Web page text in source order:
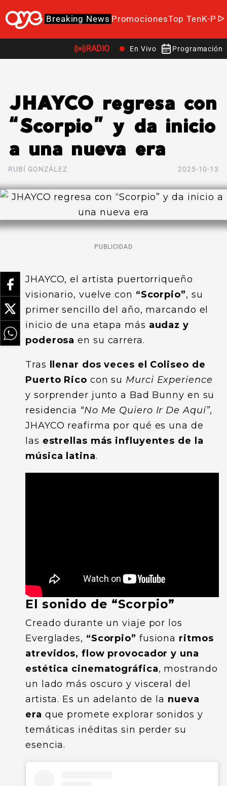
Breaking News PromocionesTop TenK-Pop
RADIO En Vivo Programación
JHAYCO regresa con
“Scorpio” y da inicio
a una nueva era
RUBÍ GONZÁLEZ 2025-10-13
PUBLICIDAD
JHAYCO, el artista puertorriqueño
visionario, vuelve con “Scorpio”, su
primer sencillo del año, marcando el
inicio de una etapa más audaz y
poderosa en su carrera.
Tras
llenar dos veces el Coliseo de
Puerto Rico con su Murci Experience
y sorprender junto a Bad Bunny en su
residencia “No Me Quiero Ir De Aquí”,
JHAYCO reafirma por qué es una de
las estrellas más influyentes de la
música latina.
El sonido de “Scorpio”
Creado durante un viaje por los
Everglades, “Scorpio” fusiona ritmos
atrevidos, flow provocador y una
estética cinematográfica, mostrando
un lado más oscuro y visceral del
artista. Es un adelanto de la nueva
era que promete explorar sonidos y
temáticas inéditas sin perder su
esencia.